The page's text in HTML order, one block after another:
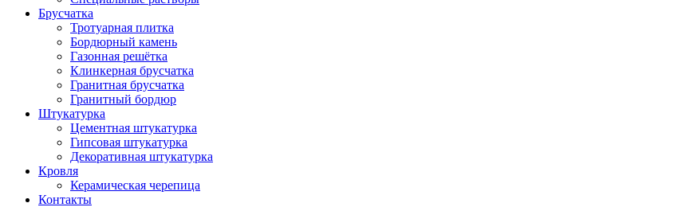
Брусчатка
Тротуарная плитка
Бордюрный камень
Газонная решётка
Клинкерная брусчатка
Гранитная брусчатка
Гранитный бордюр
Штукатурка
Цементная штукатурка
Гипсовая штукатурка
Декоративная штукатурка
Кровля
Керамическая черепица
Контакты